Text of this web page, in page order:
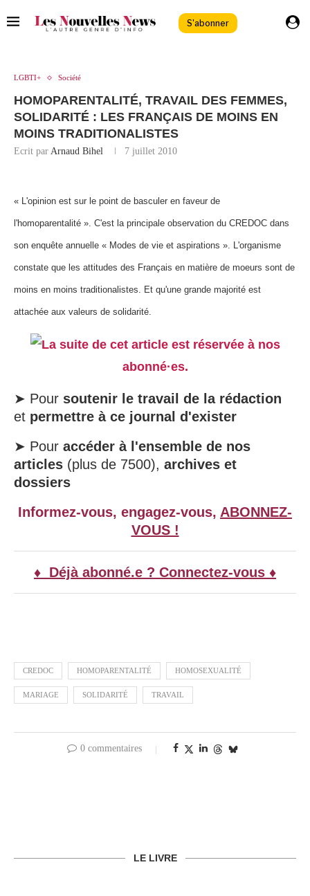
S'abonner
LGBTI+ Société
HOMOPARENTALITÉ, TRAVAIL DES FEMMES,
SOLIDARITÉ : LES FRANÇAIS DE MOINS EN
MOINS TRADITIONALISTES
Ecrit par Arnaud Bihel 7 juillet 2010
« L'opinion est sur le point de basculer en faveur de
l'homoparentalité ». C'est la principale observation du CREDOC dans
son enquête annuelle « Modes de vie et aspirations ». L'organisme
constate que les attitudes des Français en matière de moeurs sont de
moins en moins traditionalistes. Et qu'une grande majorité est
attachée aux valeurs de solidarité.
La suite de cet article est réservée à nos
abonné·es.
➤ Pour soutenir le travail de la rédaction
et permettre à ce journal d'exister
➤ Pour accéder à l'ensemble de nos
articles (plus de 7500), archives et
dossiers
Informez-vous, engagez-vous, ABONNEZ-
VOUS !
♦ Déjà abonné.e ? Connectez-vous ♦
CREDOC HOMOPARENTALITÉ HOMOSEXUALITÉ
MARIAGE SOLIDARITÉ TRAVAIL
0 commentaires
LE LIVRE